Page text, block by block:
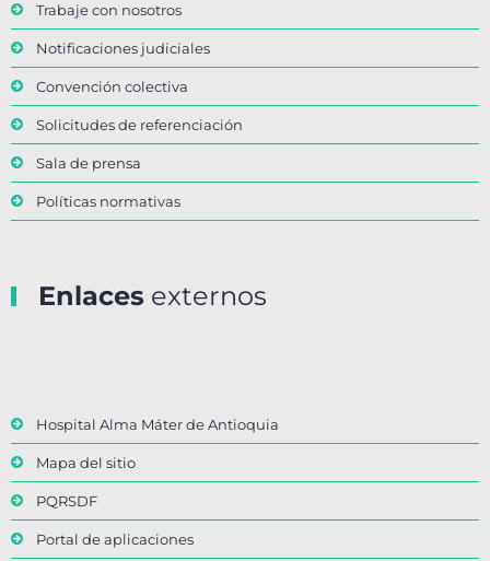
Trabaje con nosotros
Notificaciones judiciales
Convención colectiva
Solicitudes de referenciación
Sala de prensa
Políticas normativas
Enlaces externos
Hospital Alma Máter de Antioquia
Mapa del sitio
PQRSDF
Portal de aplicaciones